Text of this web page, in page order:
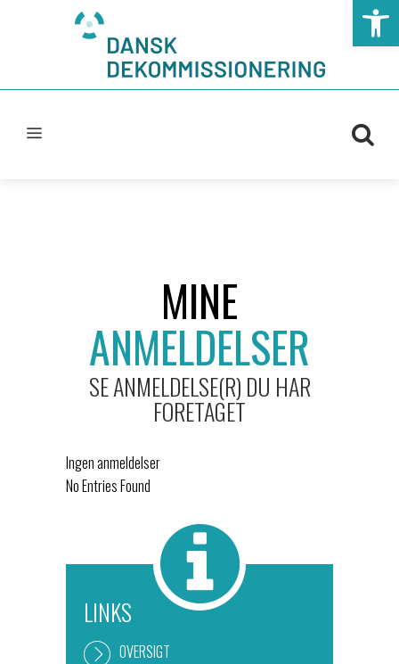
MINE
ANMELDELSER
SE ANMELDELSE(R) DU HAR
FORETAGET
Ingen anmeldelser
No Entries Found
LINKS
OVERSIGT